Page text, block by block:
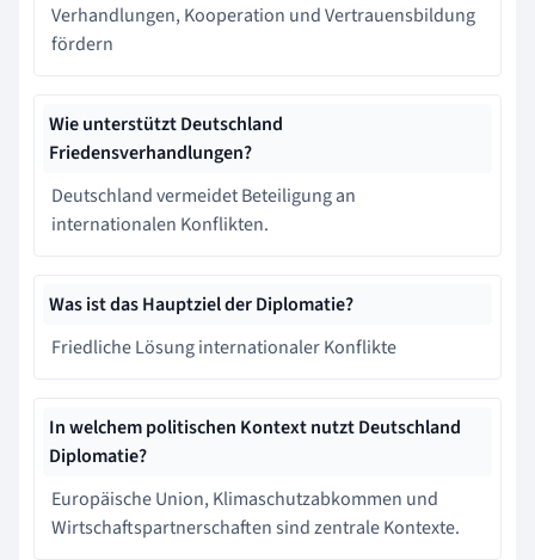
Verhandlungen, Kooperation und Vertrauensbildung
fördern
Wie unterstützt Deutschland
Friedensverhandlungen?
Deutschland vermeidet Beteiligung an
internationalen Konflikten.
Was ist das Hauptziel der Diplomatie?
Friedliche Lösung internationaler Konflikte
In welchem politischen Kontext nutzt Deutschland
Diplomatie?
Europäische Union, Klimaschutzabkommen und
Wirtschaftspartnerschaften sind zentrale Kontexte.